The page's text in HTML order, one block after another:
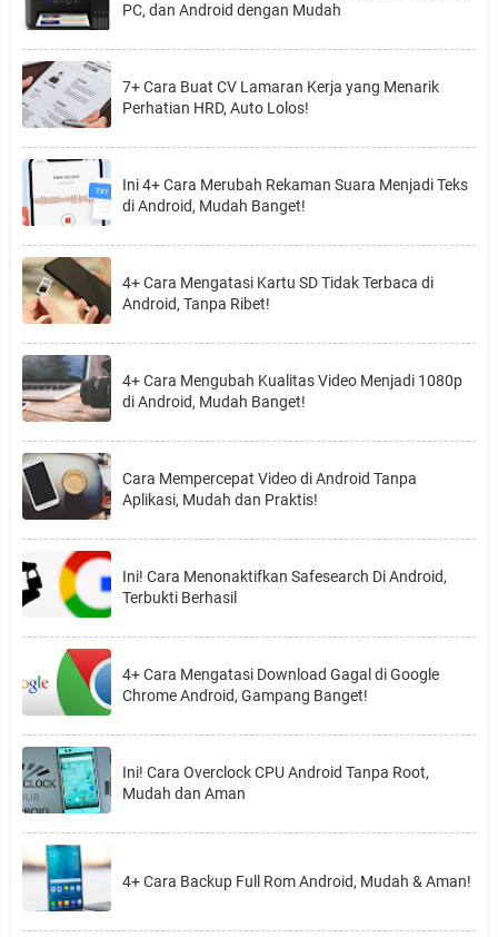
PC, dan Android dengan Mudah
7+ Cara Buat CV Lamaran Kerja yang Menarik
Perhatian HRD, Auto Lolos!
Ini 4+ Cara Merubah Rekaman Suara Menjadi Teks
di Android, Mudah Banget!
4+ Cara Mengatasi Kartu SD Tidak Terbaca di
Android, Tanpa Ribet!
4+ Cara Mengubah Kualitas Video Menjadi 1080p
di Android, Mudah Banget!
Cara Mempercepat Video di Android Tanpa
Aplikasi, Mudah dan Praktis!
Ini! Cara Menonaktifkan Safesearch Di Android,
Terbukti Berhasil
4+ Cara Mengatasi Download Gagal di Google
Chrome Android, Gampang Banget!
Ini! Cara Overclock CPU Android Tanpa Root,
Mudah dan Aman
4+ Cara Backup Full Rom Android, Mudah & Aman!